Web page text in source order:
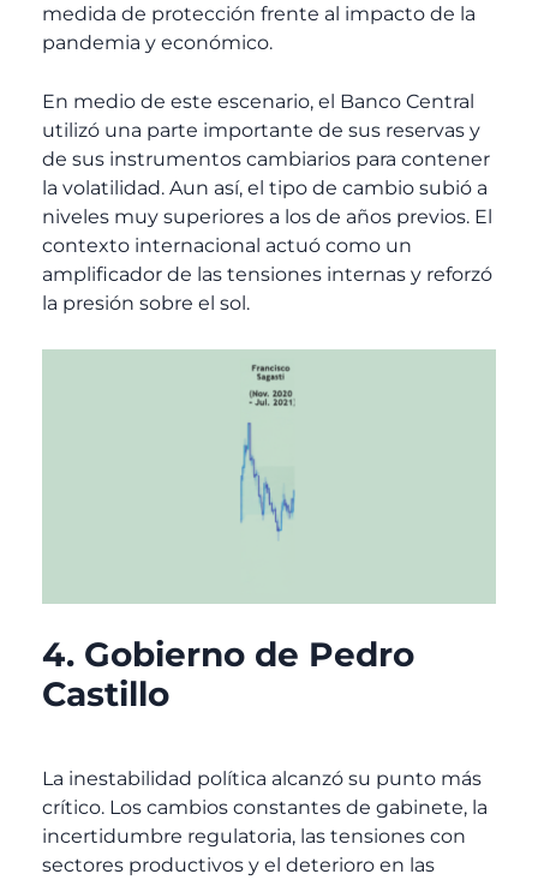
medida de protección frente al impacto de la
pandemia y económico.
En medio de este escenario, el Banco Central
utilizó una parte importante de sus reservas y
de sus instrumentos cambiarios para contener
la volatilidad. Aun así, el tipo de cambio subió a
niveles muy superiores a los de años previos. El
contexto internacional actuó como un
amplificador de las tensiones internas y reforzó
la presión sobre el sol.
4. Gobierno de Pedro
Castillo
La inestabilidad política alcanzó su punto más
crítico. Los cambios constantes de gabinete, la
incertidumbre regulatoria, las tensiones con
sectores productivos y el deterioro en las